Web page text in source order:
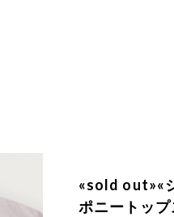
«sold out»«
ポニートッ